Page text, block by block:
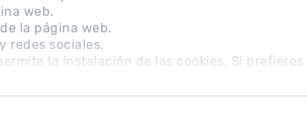
web.
la página web.
redes sociales.
la instalación de las cookies. Si
Información adicional RGPDUE